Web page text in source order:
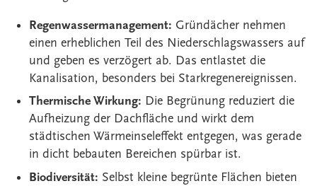
Regenwassermanagement: Gründächer nehmen
einen erheblichen Teil des Niederschlagswassers auf
und geben es verzögert ab. Das entlastet die
Kanalisation, besonders bei Starkregenereignissen.
Thermische Wirkung: Die Begrünung reduziert die
Aufheizung der Dachfläche und wirkt dem
städtischen Wärmeinseleffekt entgegen, was gerade
in dicht bebauten Bereichen spürbar ist.
Biodiversität: Selbst kleine begrünte Flächen bieten